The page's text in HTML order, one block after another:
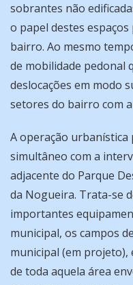
sobrantes não
o papel destes
bairro. Ao mesmo
de mobilidade pedonal
deslocações em modo
setores do bairro com a
A operação urbanística
simultâneo com a
adjacente do Parque
da Nogueira. Trata-se
importantes
municipal, os campos
municipal (em projeto),
de toda aquela área